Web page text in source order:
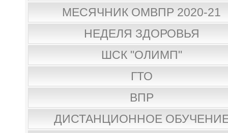
МЕСЯЧНИК ОМВПР 2020-21
НЕДЕЛЯ ЗДОРОВЬЯ
ШСК "ОЛИМП"
ГТО
ВПР
ДИСТАНЦИОННОЕ